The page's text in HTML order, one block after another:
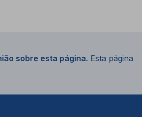
sobre esta página. Esta página